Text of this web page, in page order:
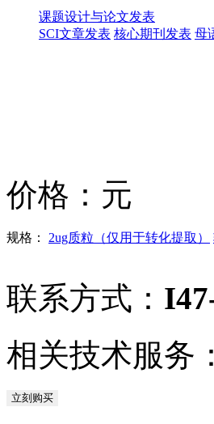
课题设计与论文发表
SCI文章发表 核心期刊发表 母
价格： 元
规格： 2ug质粒（仅用于转化提取）
联系方式：
相关技术服务：
立刻购买